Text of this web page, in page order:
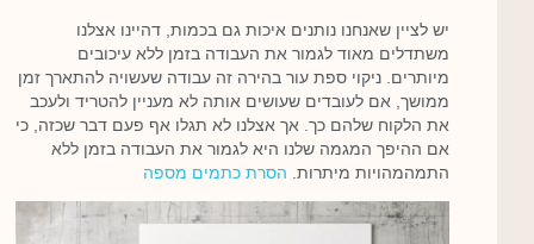
יש לציין שאנחנו נותנים איכות גם בכמות, דהיינו אצלנו
משתדלים מאוד לגמור את העבודה בזמן ללא עיכובים
מיותרים. ניקוי ספת עור בהירה זה עבודה שעשויה להתארך זמן
ממושך, אם לעובדים שעושים אותה לא מעניין להטריד ולעכב
את הלקוח שלהם כך. אך אצלנו לא תגלו אף פעם דבר שכזה, כי
אם ההיפך המגמה שלנו היא לגמור את העבודה בזמן ללא
התמהמהויות מיתרות. הסרת כתמים מספה